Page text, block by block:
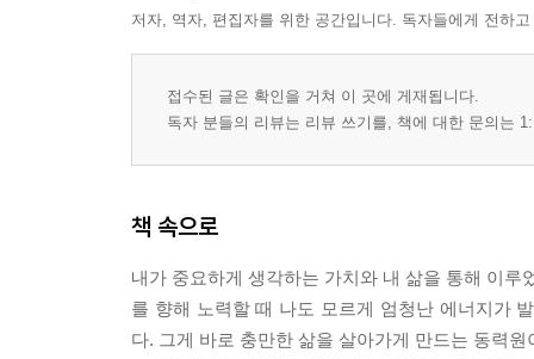
저자, 역자, 편집자를 위한 공간입니다. 독자들에게 전하
접수된 글은 확인을 거쳐 이 곳에 게재됩니다.
독자 분들의 리뷰는 리뷰 쓰기를, 책에 대한 문의는
책 속으로
내가 중요하게 생각하는 가치와 내 삶을 통해 이
를 향해 노력할 때 나도 모르게 엄청난 에너지가
다. 그게 바로 충만한 삶을 살아가게 만드는 동력